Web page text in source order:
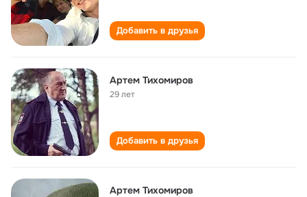
Добавить в друзья
Артем Тихомиров
29 лет
Добавить в друзья
Артем Тихомиров